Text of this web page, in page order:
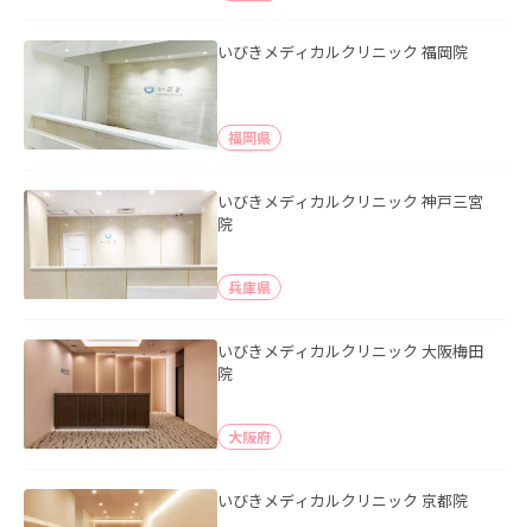
いびきメディカルクリニック 福岡院
福岡県
いびきメディカルクリニック 神戸三宮
院
兵庫県
いびきメディカルクリニック 大阪梅田
院
大阪府
いびきメディカルクリニック 京都院